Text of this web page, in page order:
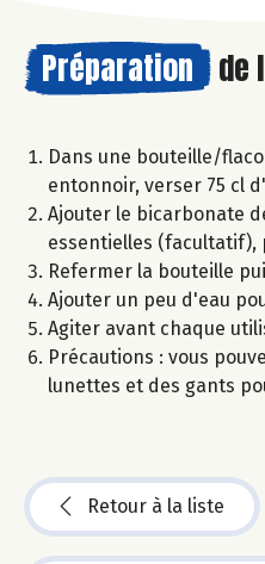
Préparation de
Dans une bouteille/
entonnoir, verser 75 cl
Ajouter le bicarbonate
essentielles (facultatif),
Refermer la bouteille
Ajouter un peu d'eau
Agiter avant chaque
Précautions : vous
lunettes et des gants
Retour à la liste